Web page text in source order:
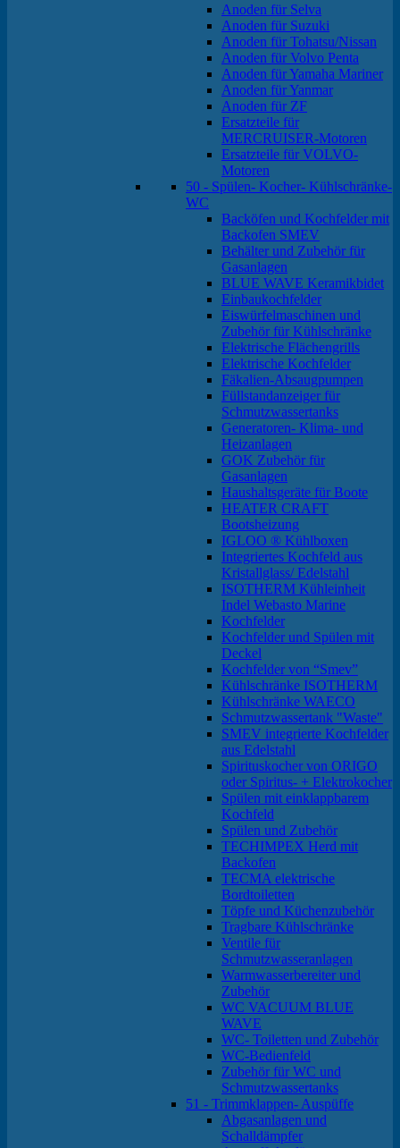
Anoden für Selva
Anoden für Suzuki
Anoden für Tohatsu/Nissan
Anoden für Volvo Penta
Anoden für Yamaha Mariner
Anoden für Yanmar
Anoden für ZF
Ersatzteile für
MERCRUISER-Motoren
Ersatzteile für VOLVO-
Motoren
50 - Spülen- Kocher- Kühlschränke-
WC
Backöfen und Kochfelder mit
Backofen SMEV
Behälter und Zubehör für
Gasanlagen
BLUE WAVE Keramikbidet
Einbaukochfelder
Eiswürfelmaschinen und
Zubehör für Kühlschränke
Elektrische Flächengrills
Elektrische Kochfelder
Fäkalien-Absaugpumpen
Füllstandanzeiger für
Schmutzwassertanks
Generatoren- Klima- und
Heizanlagen
GOK Zubehör für
Gasanlagen
Haushaltsgeräte für Boote
HEATER CRAFT
Bootsheizung
IGLOO ® Kühlboxen
Integriertes Kochfeld aus
Kristallglass/ Edelstahl
ISOTHERM Kühleinheit
Indel Webasto Marine
Kochfelder
Kochfelder und Spülen mit
Deckel
Kochfelder von “Smev”
Kühlschränke ISOTHERM
Kühlschränke WAECO
Schmutzwassertank "Waste"
SMEV integrierte Kochfelder
aus Edelstahl
Spirituskocher von ORIGO
oder Spiritus- + Elektrokocher
Spülen mit einklappbarem
Kochfeld
Spülen und Zubehör
TECHIMPEX Herd mit
Backofen
TECMA elektrische
Bordtoiletten
Töpfe und Küchenzubehör
Tragbare Kühlschränke
Ventile für
Schmutzwasseranlagen
Warmwasserbereiter und
Zubehör
WC VACUUM BLUE
WAVE
WC- Toiletten und Zubehör
WC-Bedienfeld
Zubehör für WC und
Schmutzwassertanks
51 - Trimmklappen- Auspüffe
Abgasanlagen und
Schalldämpfer